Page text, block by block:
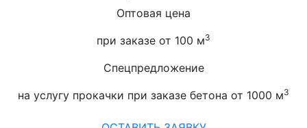
Оптовая цена
при заказе от 100 м3
Спецпредложение
на услугу прокачки при заказе бетона от 1000 м3